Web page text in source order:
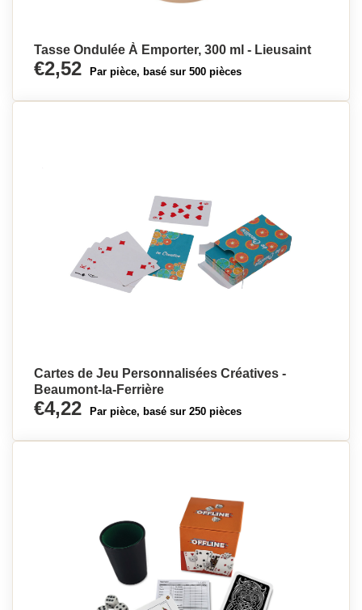
Tasse Ondulée À Emporter, 300 ml - Lieusaint
€2,52 Par pièce, basé sur 500 pièces
Cartes de Jeu Personnalisées Créatives -
Beaumont-la-Ferrière
€4,22 Par pièce, basé sur 250 pièces